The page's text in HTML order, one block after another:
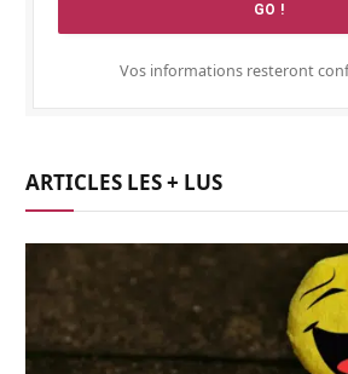
Vos informations resteront
ARTICLES LES + LUS